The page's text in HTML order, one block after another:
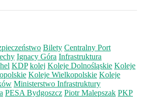
Bilety Centralny Port
Ignacy Góra Infrastruktura
KDP kolej Koleje Dolnośląskie Koleje
Koleje Wielkopolskie Koleje
Ministerstwo Infrastruktury
PESA Bydgoszcz Piotr Malepszak PKP